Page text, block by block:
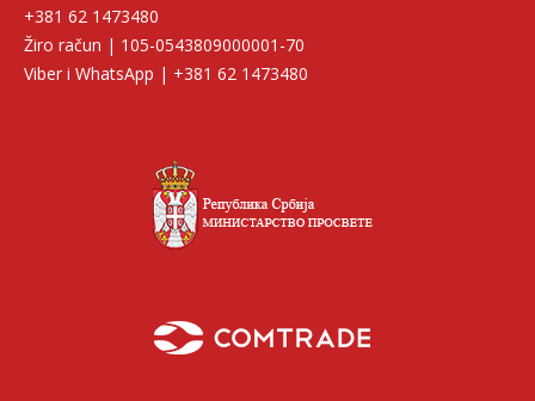
+381 62 1473480
Žiro račun | 105-0543809000001-70
Viber i WhatsApp | +381 62 1473480